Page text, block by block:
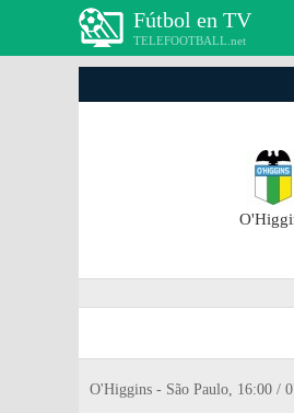
Fútbol en TV
TELEFOOTBALL.net
O'Higgins - São Paulo, 16:00 /